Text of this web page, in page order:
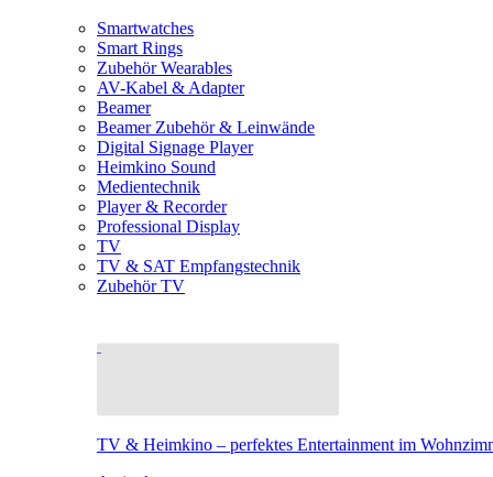
Smartwatches
Smart Rings
Zubehör Wearables
AV-Kabel & Adapter
Beamer
Beamer Zubehör & Leinwände
Digital Signage Player
Heimkino Sound
Medientechnik
Player & Recorder
Professional Display
TV
TV & SAT Empfangstechnik
Zubehör TV
TV & Heimkino – perfektes Entertainment im